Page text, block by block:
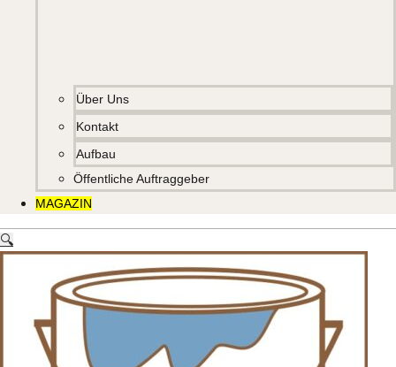
Über Uns
Kontakt
Aufbau
Öffentliche Auftraggeber
MAGAZIN
🔍